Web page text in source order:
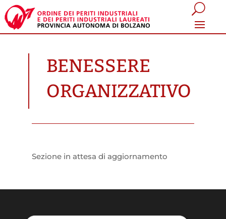
BENESSERE
ORGANIZZATIVO
Sezione in attesa di aggiornamento